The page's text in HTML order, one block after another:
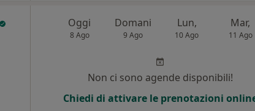
Oggi
8 Ago
Domani
9 Ago
Lun,
10 Ago
Mar,
11 Ago
Non ci sono agende disponibili!
Chiedi di attivare le prenotazioni